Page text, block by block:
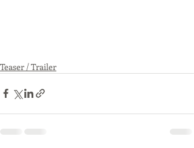
Teaser / Trailer